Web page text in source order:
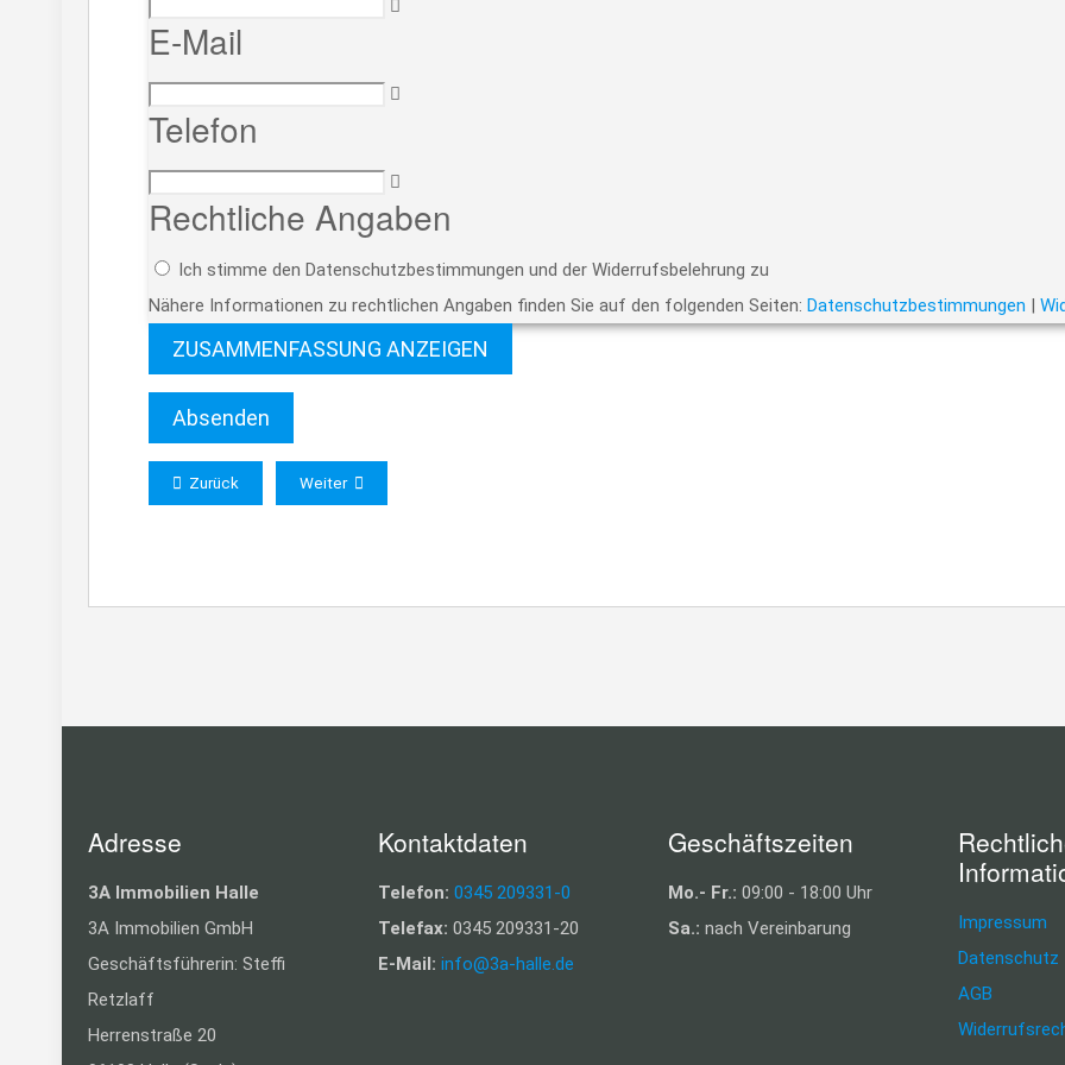
E-Mail
Telefon
Rechtliche Angaben
Ich stimme den Datenschutzbestimmungen und der Widerrufsbelehrung zu
Nähere Informationen zu rechtlichen Angaben finden Sie auf den folgenden Seiten:Datenschutzbestimmungen |
ZUSAMMENFASSUNG ANZEIGEN
Absenden
Zurück Weiter
Adresse
3A Immobilien Halle
3A Immobilien GmbH
Geschäftsführerin: Steffi
Retzlaff
Herrenstraße 20
Kontaktdaten
Telefon: 0345 209331-0
Telefax: 0345 209331-20
E-Mail: info@3a-halle.de
Geschäftszeiten
Mo.- Fr.: 09:00 - 18:00 Uhr
Sa.: nach Vereinbarung
Impressum
Datenschutz
AGB